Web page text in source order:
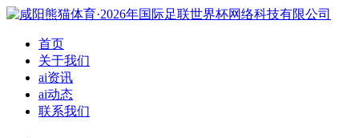
首页
关于我们
ai资讯
ai动态
联系我们